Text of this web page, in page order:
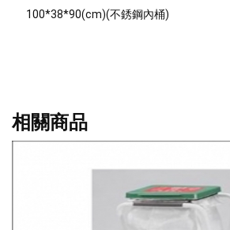
100*38*90(cm)(不銹鋼內桶)
相關商品